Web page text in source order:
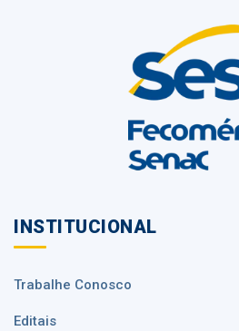
INSTITUCIONAL
Trabalhe Conosco
Editais